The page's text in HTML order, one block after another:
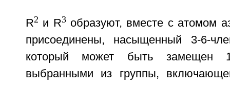
R2 и R3образуют, вместе с атомом
присоединены, насыщенный 3-6-
который может быть замещен
выбранными из группы,